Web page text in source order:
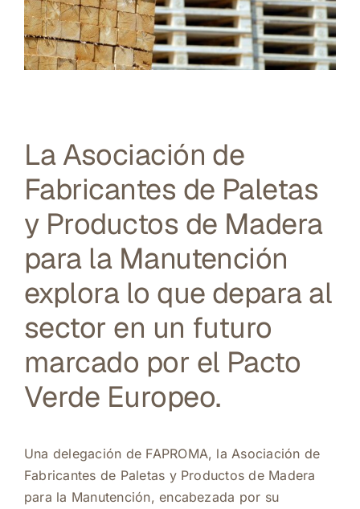
La Asociación de
Fabricantes de Paletas
y Productos de Madera
para la Manutención
explora lo que depara al
sector en un futuro
marcado por el Pacto
Verde Europeo.
Una delegación de FAPROMA, la Asociación de
Fabricantes de Paletas y Productos de Madera
para la Manutención, encabezada por su